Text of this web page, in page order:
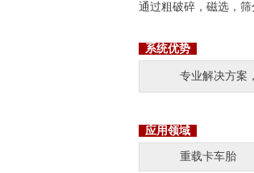
通过粗破碎，磁选，
系统优势
专业解决方案
应用领域
重载卡车胎